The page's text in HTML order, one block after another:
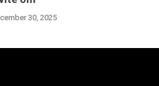
30, 2025